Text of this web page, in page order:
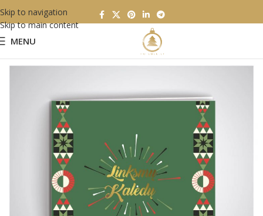
Skip to navigation
Skip to main content
MENU